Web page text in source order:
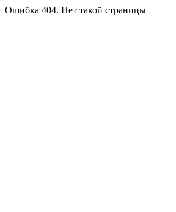
Ошибка 404. Нет такой страницы